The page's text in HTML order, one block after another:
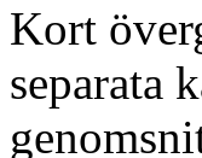
Kort
separata